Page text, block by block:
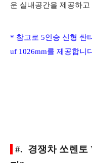
운 실내공간을 제공하고
* 참고로 5인승 신형 싼
uf 1026mm를 제공합니
#. 경쟁차 쏘렌토